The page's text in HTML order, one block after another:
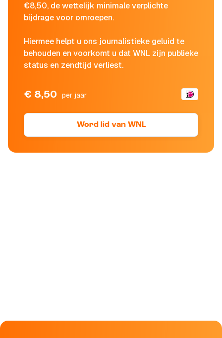
€8,50, de wettelijk minimale verplichte
bijdrage voor omroepen.
Hiermee helpt u ons journalistieke geluid te
behouden en voorkomt u dat WNL zijn publieke
status en zendtijd verliest.
€ 8,50 per jaar
Word lid van WNL